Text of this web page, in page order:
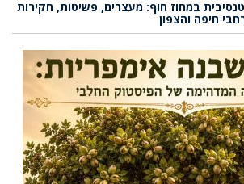
במחוז חוף: מעצרים, פשיטות, חקירות
חיפה והצפון